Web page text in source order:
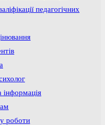
педагогічних
інформація
роботи